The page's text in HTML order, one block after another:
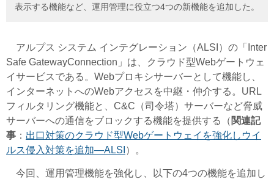
表示する機能など、運用管理に役立つ4つの新機能を追加した。
アルプス システム インテグレーション（ALSI）の「Inter
Safe GatewayConnection」は、クラウド型Webゲートウェ
イサービスである。Webプロキシサーバーとして機能し、
インターネットへのWebアクセスを中継・仲介する。URL
フィルタリング機能と、C&C（司令塔）サーバーなど脅威
サーバーへの通信をブロックする機能を提供する（ 関連記
事 ： 出口対策のクラウド型Webゲートウェイを強化しウイ
ルス侵入対策を追加―ALSI ）。
今回、運用管理機能を強化し、以下の4つの機能を追加し